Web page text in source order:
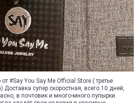
#Say You Say Me Official Store ( третье
супер скоростная, всего 10 дней,
в почтовик и много-много пупырки.